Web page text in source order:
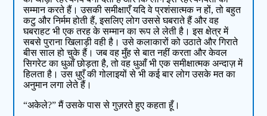
सम्मान करते हैं। उसकी समीक्षाएँ यदि वे प्रशंसात्मक न हों, तो बहुत
कटु और निर्मम होती हैं, इसलिए लोग उससे घबराते हैं और वह
घबराहट भी एक तरह के सम्मान का रूप ले लेती है। इस क्षेत्र में
सबसे पुराना खिलाड़ी वही है। उसे कलाकारों को उठाते और गिराते
बीस साल हो चुके हैं। जब वह मुँह से बात नहीं करता और केवल
सिगरेट का धुआँ छोड़ता है, तो वह धुआँ भी एक समीक्षात्मक अन्दाज़ में
हिलता है। उस धुएँ की गोलाइयों से भी कई बार लोग उसके मत का
अनुमान लगा लेते हैं।
“अकेले?” मैं उसके पास से गुज़रते हुए कहता हूँ।